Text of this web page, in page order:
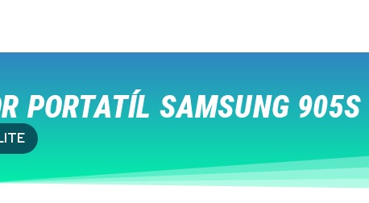
PORTATÍL SAMSUNG 905S